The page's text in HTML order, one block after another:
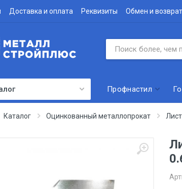
Доставка и оплата Реквизиты Обмен и возврат
Профнастил
Каталог Оцинкованный металлопрокат